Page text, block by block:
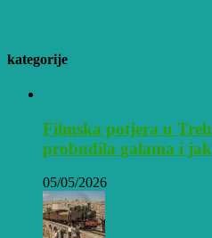
kategorije
Filmska potjera u
probudila galama i
05/05/2026